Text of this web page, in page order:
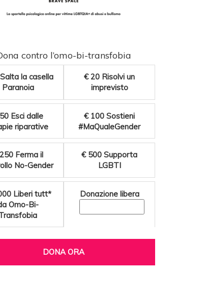
contro l’omo-bi-transfobia
Salta la casella
Paranoia
€ 20 Risolvi un
imprevisto
Esci dalle
riparative
€ 100 Sostieni
#MaQualeGender
Ferma il
No-Gender
€ 500 Supporta
LGBTI
Liberi tutt*
Omo-Bi-
Donazione libera
DONA ORA